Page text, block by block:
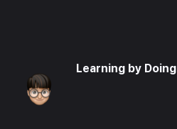
Learning by Doing